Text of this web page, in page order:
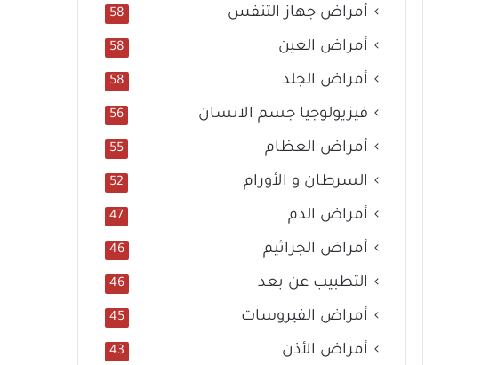
أمراض جهاز التنفس 58
أمراض العين 58
أمراض الجلد 58
فيزيولوجيا جسم الانسان 56
أمراض العظام 55
السرطان و الأورام 52
أمراض الدم 47
أمراض الجراثيم 46
التطبيب عن بعد 46
أمراض الفيروسات 45
أمراض الأذن 43